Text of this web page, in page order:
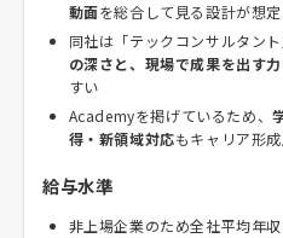
動面を総合して見る設計が想
同社は「テックコンサルタン
の深さと、現場で成果を出す
すい
Academyを掲げているため、
得・新領域対応もキャリア形
給与水準
非上場企業のため全社平均年